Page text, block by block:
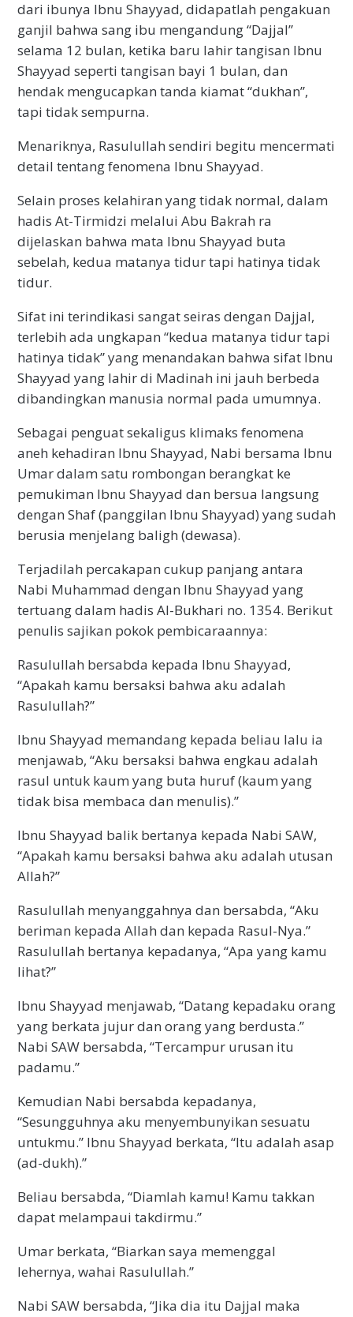
dari ibunya Ibnu Shayyad, didapatlah pengakuan
ganjil bahwa sang ibu mengandung “Dajjal”
selama 12 bulan, ketika baru lahir tangisan Ibnu
Shayyad seperti tangisan bayi 1 bulan, dan
hendak mengucapkan tanda kiamat “dukhan”,
tapi tidak sempurna.
Menariknya, Rasulullah sendiri begitu mencermati
detail tentang fenomena Ibnu Shayyad.
Selain proses kelahiran yang tidak normal, dalam
hadis At-Tirmidzi melalui Abu Bakrah ra
dijelaskan bahwa mata Ibnu Shayyad buta
sebelah, kedua matanya tidur tapi hatinya tidak
tidur.
Sifat ini terindikasi sangat seiras dengan Dajjal,
terlebih ada ungkapan “kedua matanya tidur tapi
hatinya tidak” yang menandakan bahwa sifat Ibnu
Shayyad yang lahir di Madinah ini jauh berbeda
dibandingkan manusia normal pada umumnya.
Sebagai penguat sekaligus klimaks fenomena
aneh kehadiran Ibnu Shayyad, Nabi bersama Ibnu
Umar dalam satu rombongan berangkat ke
pemukiman Ibnu Shayyad dan bersua langsung
dengan Shaf (panggilan Ibnu Shayyad) yang sudah
berusia menjelang baligh (dewasa).
Terjadilah percakapan cukup panjang antara
Nabi Muhammad dengan Ibnu Shayyad yang
tertuang dalam hadis Al-Bukhari no. 1354. Berikut
penulis sajikan pokok pembicaraannya:
Rasulullah bersabda kepada Ibnu Shayyad,
“Apakah kamu bersaksi bahwa aku adalah
Rasulullah?”
Ibnu Shayyad memandang kepada beliau lalu ia
menjawab, “Aku bersaksi bahwa engkau adalah
rasul untuk kaum yang buta huruf (kaum yang
tidak bisa membaca dan menulis).”
Ibnu Shayyad balik bertanya kepada Nabi SAW,
“Apakah kamu bersaksi bahwa aku adalah utusan
Allah?”
Rasulullah menyanggahnya dan bersabda, “Aku
beriman kepada Allah dan kepada Rasul-Nya.”
Rasulullah bertanya kepadanya, “Apa yang kamu
lihat?”
Ibnu Shayyad menjawab, “Datang kepadaku orang
yang berkata jujur dan orang yang berdusta.”
Nabi SAW bersabda, “Tercampur urusan itu
padamu.”
Kemudian Nabi bersabda kepadanya,
“Sesungguhnya aku menyembunyikan sesuatu
untukmu.” Ibnu Shayyad berkata, “Itu adalah asap
(ad-dukh).”
Beliau bersabda, “Diamlah kamu! Kamu takkan
dapat melampaui takdirmu.”
Umar berkata, “Biarkan saya memenggal
lehernya, wahai Rasulullah.”
Nabi SAW bersabda, “Jika dia itu Dajjal maka